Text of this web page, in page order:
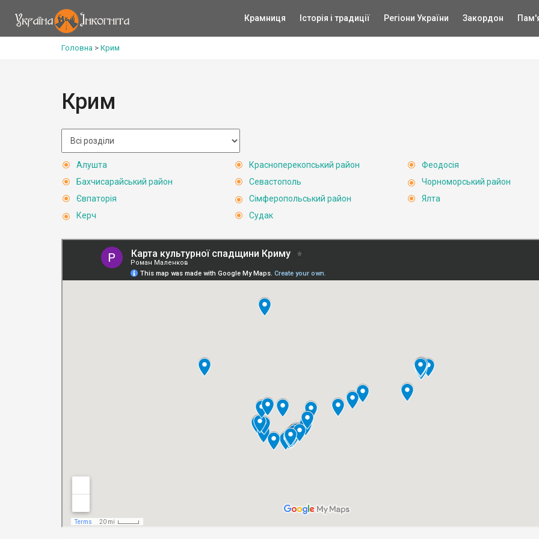
Крамниця Історія і традиції Регіони України Закордон
Головна > Крим
Крим
Алушта
Бахчисарайський район
Євпаторія
Керч
Красноперекопський район
Севастополь
Сімферопольський район
Судак
Феодосія
Чорноморський район
Ялта